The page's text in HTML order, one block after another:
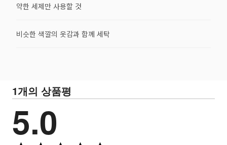
약한 세제만 사용할 것
비슷한 색깔의 옷감과 함께 세탁
1개의 상품평
5.0